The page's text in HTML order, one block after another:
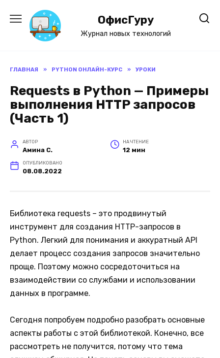
содержанию
ОфисГуру
Журнал новых технологий
ГЛАВНАЯ » PYTHON ОНЛАЙН-КУРС » УРОКИ
Requests в Python — Примеры
выполнения HTTP запросов
(Часть 1)
АВТОР
Амина С.
НА ЧТЕНИЕ
12 мин
ОПУБЛИКОВАНО
08.08.2022
Библиотека requests – это продвинутый
инструмент для создания HTTP-запросов в
Python. Легкий для понимания и аккуратный API
делает процесс создания запросов значительно
проще. Поэтому можно сосредоточиться на
взаимодействии со службами и использовании
данных в программе.
Сегодня попробуем подробно разобрать основные
аспекты работы с этой библиотекой. Конечно, все
рассмотреть не получится, потому что тема